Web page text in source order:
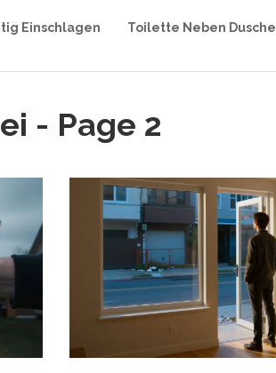
Einschlagen Toilette Neben Dusche
- Page 2